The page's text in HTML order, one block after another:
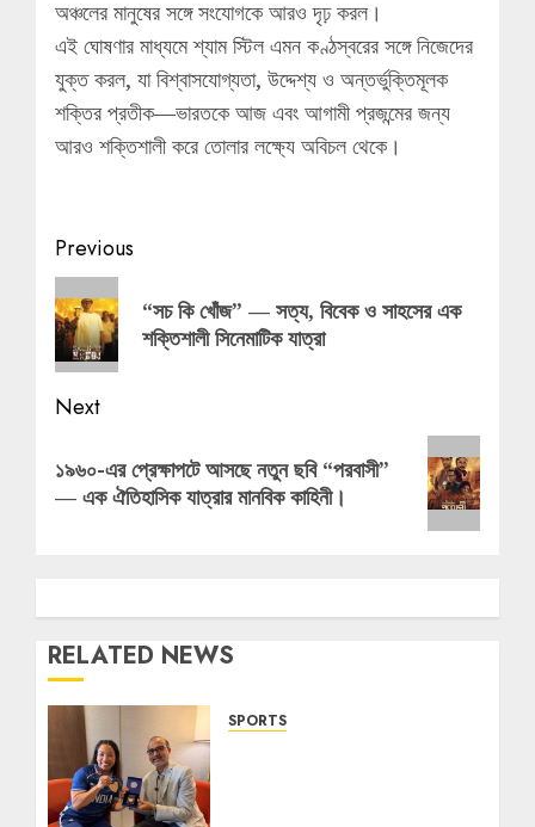
অঞ্চলের মানুষের সঙ্গে সংযোগকে আরও দৃঢ় করল।
এই ঘোষণার মাধ্যমে শ্যাম স্টিল এমন কণ্ঠস্বরের সঙ্গে নিজেদের
যুক্ত করল, যা বিশ্বাসযোগ্যতা, উদ্দেশ্য ও অন্তর্ভুক্তিমূলক
শক্তির প্রতীক—ভারতকে আজ এবং আগামী প্রজন্মের জন্য
আরও শক্তিশালী করে তোলার লক্ষ্যে অবিচল থেকে।
Post
navigation
Previous
Previous
post:
“সচ কি খোঁজ” — সত্য, বিবেক ও সাহসের এক
শক্তিশালী সিনেমাটিক যাত্রা
Next
post:
১৯৬০-এর প্রেক্ষাপটে আসছে নতুন ছবি “পরবাসী”
— এক ঐতিহাসিক যাত্রার মানবিক কাহিনী।
RELATED NEWS
SPORTS